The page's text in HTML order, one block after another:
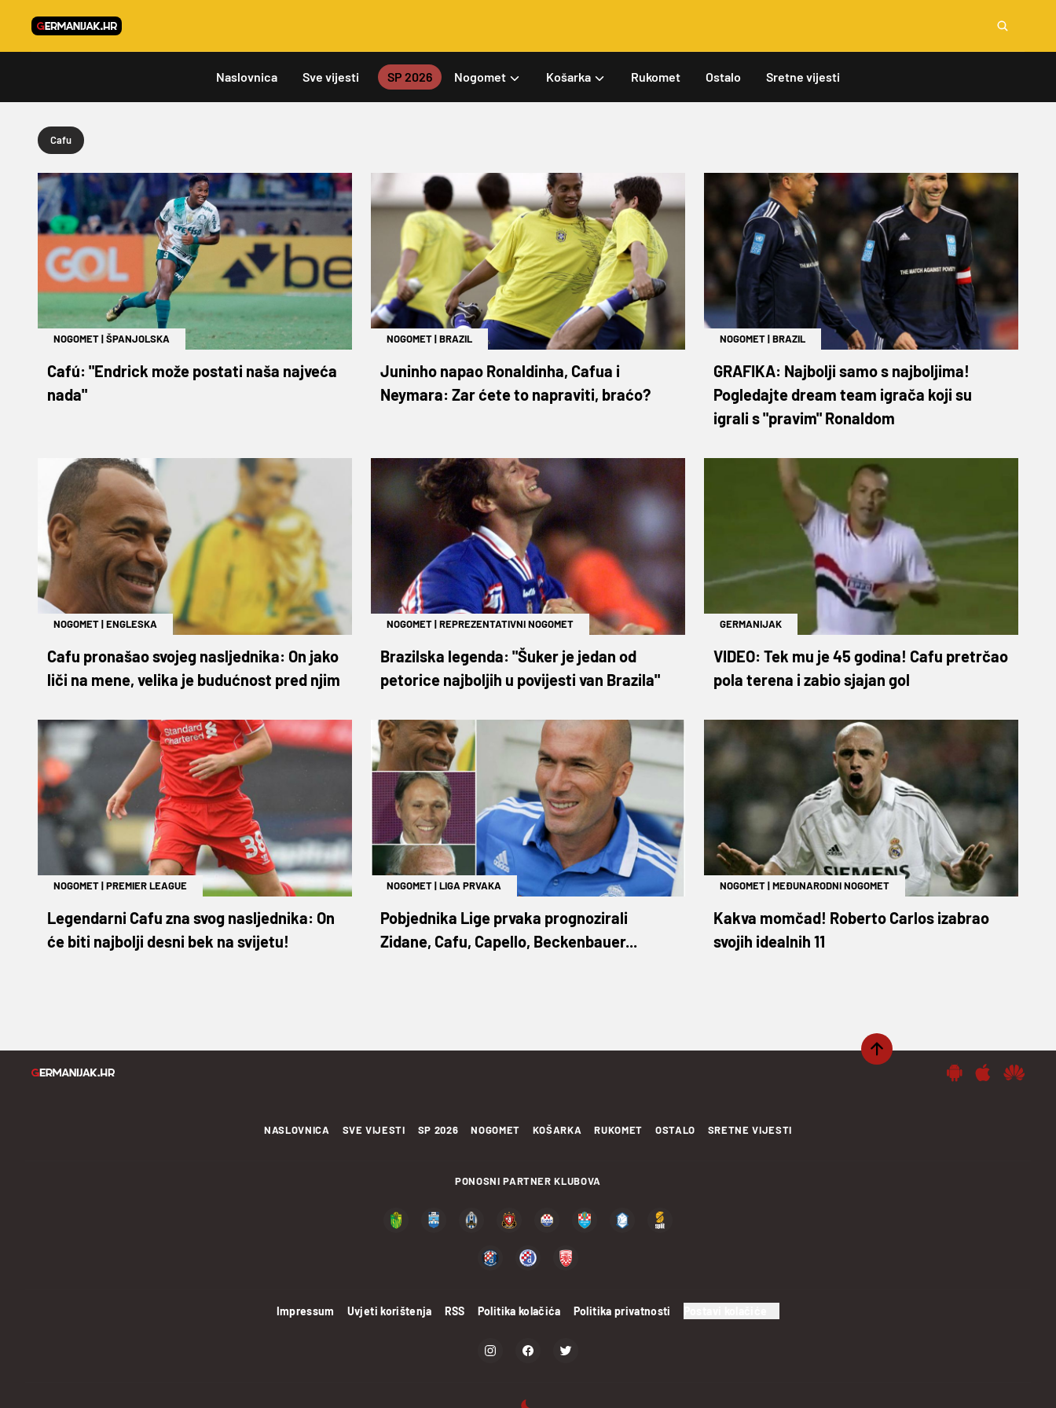
Naslovnica Sve vijesti SP 2026 Nogomet Košarka Rukomet Ostalo Sretne vijesti
Cafu
NOGOMET|ŠPANJOLSKA
Cafú: "Endrick može postati naša najveća
nada"
NOGOMET|BRAZIL
Juninho napao Ronaldinha, Cafua i
Neymara: Zar ćete to napraviti, braćo?
NOGOMET|BRAZIL
GRAFIKA: Najbolji samo s najboljima!
Pogledajte dream team igrača koji su
igrali s "pravim" Ronaldom
NOGOMET|ENGLESKA
Cafu pronašao svojeg nasljednika: On jako
liči na mene, velika je budućnost pred njim
NOGOMET|REPREZENTATIVNI NOGOMET
Brazilska legenda: "Šuker je jedan od
petorice najboljih u povijesti van Brazila"
GERMANIJAK
VIDEO: Tek mu je 45 godina! Cafu pretrčao
pola terena i zabio sjajan gol
NOGOMET|PREMIER LEAGUE
Legendarni Cafu zna svog nasljednika: On
će biti najbolji desni bek na svijetu!
NOGOMET|LIGA PRVAKA
Pobjednika Lige prvaka prognozirali
Zidane, Cafu, Capello, Beckenbauer...
NOGOMET|MEĐUNARODNI NOGOMET
Kakva momčad! Roberto Carlos izabrao
svojih idealnih 11
NASLOVNICA SVE VIJESTI SP 2026 NOGOMET KOŠARKA RUKOMET OSTALO SRETNE VIJESTI
PONOSNI PARTNER KLUBOVA
Impressum Uvjeti korištenja RSS Politika kolačića Politika privatnosti